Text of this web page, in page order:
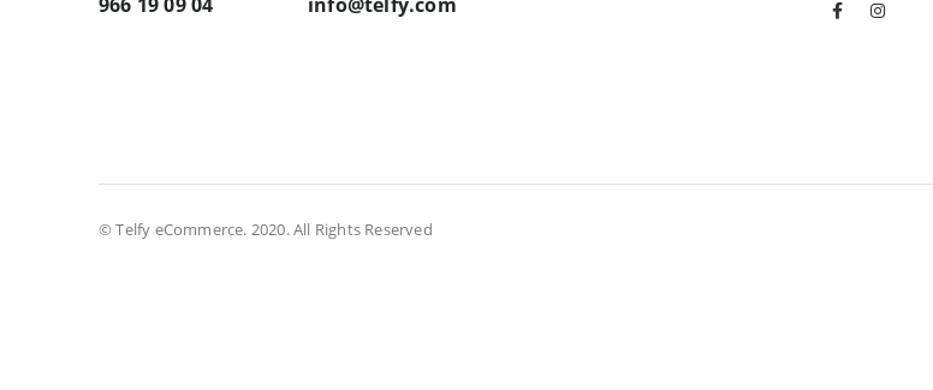
© Telfy eCommerce. 2020. All Rights Reserved